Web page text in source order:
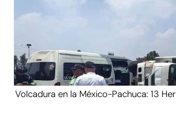
Volcadura en la México-Pachuca: 13